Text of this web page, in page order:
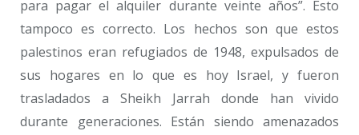
para pagar el alquiler durante veinte años”. Esto
tampoco es correcto. Los hechos son que estos
palestinos eran refugiados de 1948, expulsados de
sus hogares en lo que es hoy Israel, y fueron
trasladados a Sheikh Jarrah donde han vivido
durante generaciones. Están siendo amenazados